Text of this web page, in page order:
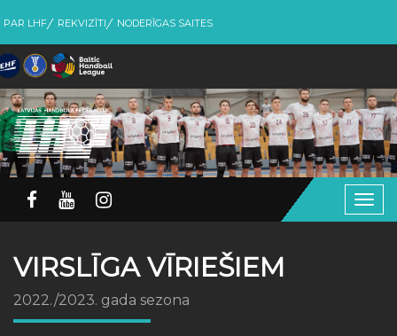
PAR LHF REKVIZĪTI NODERĪGAS SAITES
VIRSLĪGA VĪRIEŠIEM
2022./2023. gada sezona